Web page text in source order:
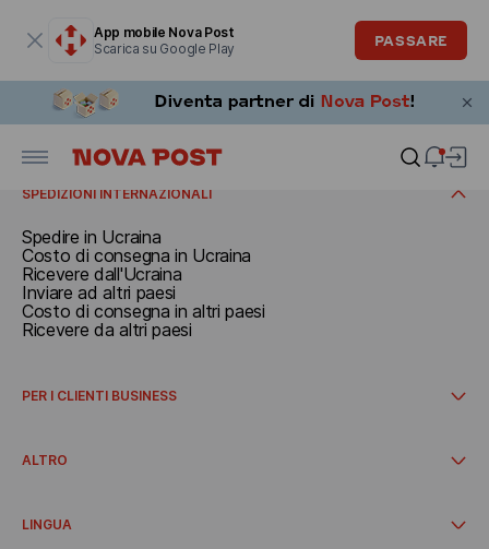
App mobile Nova Post
Scarica su Google Play
PASSARE
Documenti e pacchi fino a 30 kg
Carichi superiori a 30 kg
Prenota un ritiro
Tariffe
RICEVERE
Ricevere in Italia
SPEDIZIONI INTERNAZIONALI
Spedire in Ucraina
Costo di consegna in Ucraina
Ricevere dall'Ucraina
Inviare ad altri paesi
Costo di consegna in altri paesi
Ricevere da altri paesi
PER I CLIENTI BUSINESS
Come avviare la collaborazione
ALTRO
Consegna da negozi online
LINGUA